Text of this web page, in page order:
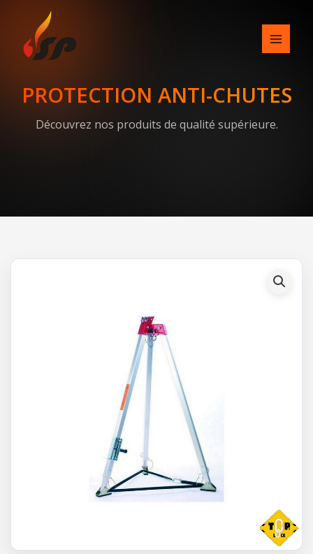
content
PROTECTION ANTI-CHUTES
Découvrez nos produits de qualité supérieure.